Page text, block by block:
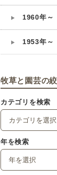
1960年～
1953年～
牧草と園芸の
カテゴリを検索
年を検索